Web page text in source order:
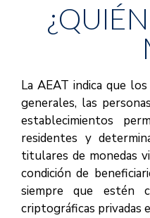
La AEAT indica que
generales, las
establecimientos
residentes y
titulares de monedas
condición de
siempre que estén
criptográficas privadas